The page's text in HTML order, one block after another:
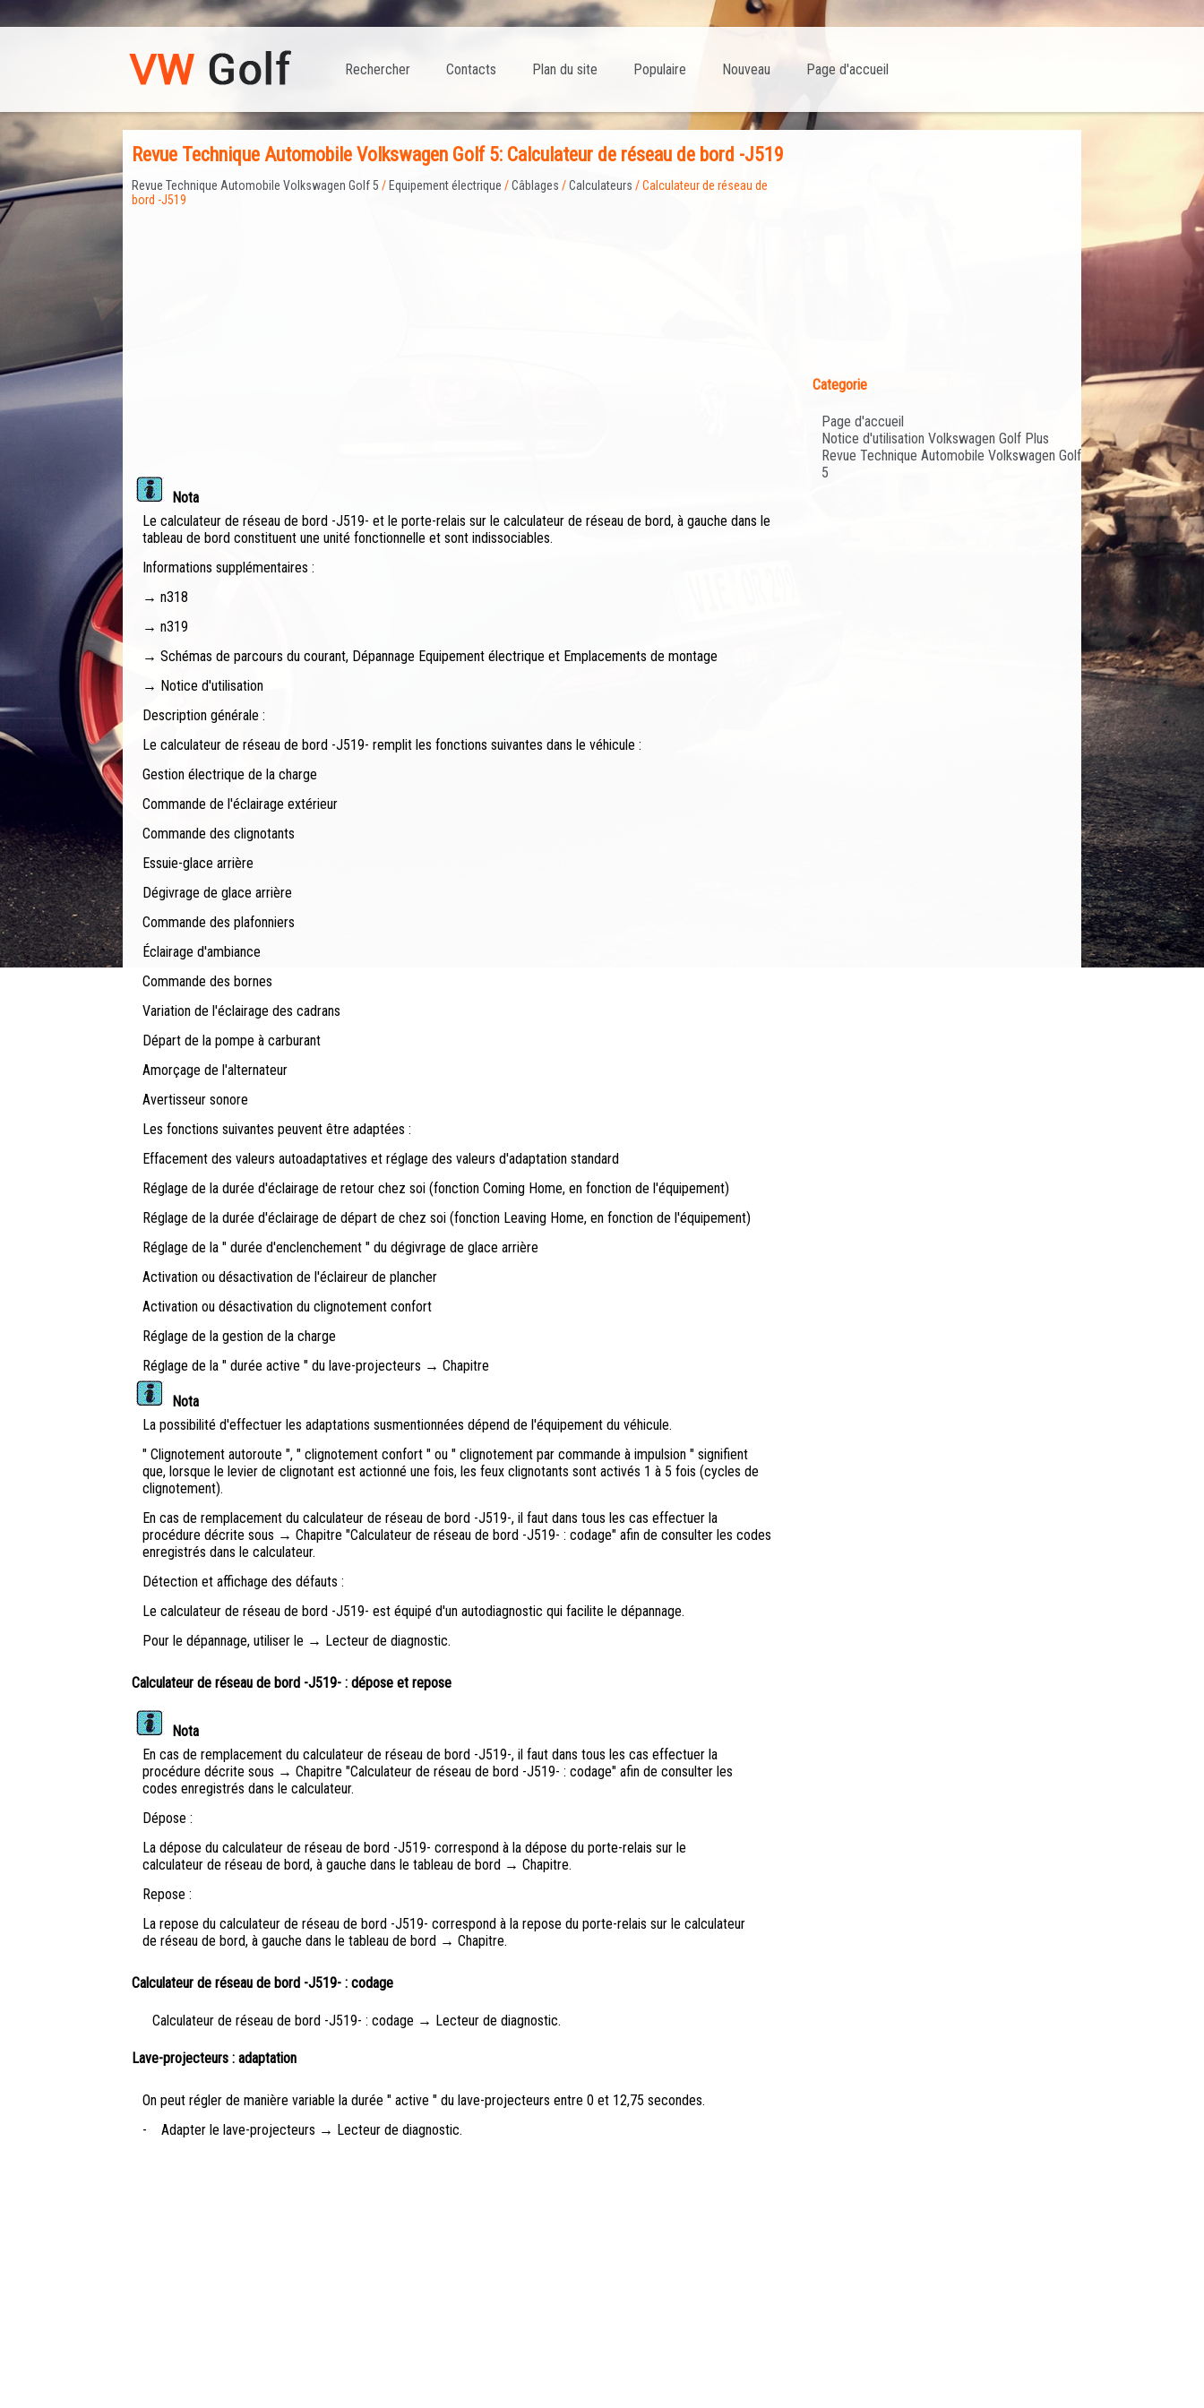
Page d'accueil
Nouveau
Populaire
Plan du site
Contacts
Rechercher
Revue Technique Automobile Volkswagen Golf 5: Calculateur de réseau de bord -J519
Revue Technique Automobile Volkswagen Golf 5 / Equipement électrique /Câblages /Calculateurs / Calculateur de réseau de
bord -J519
Nota
Le calculateur de réseau de bord -J519- et le porte-relais sur le calculateur de réseau de bord, à gauche dans le
tableau de bord constituent une unité fonctionnelle et sont indissociables.
Informations supplémentaires :
→ n318
→ n319
→ Schémas de parcours du courant, Dépannage Equipement électrique et Emplacements de montage
→ Notice d'utilisation
Description générale :
Le calculateur de réseau de bord -J519- remplit les fonctions suivantes dans le véhicule :
Gestion électrique de la charge
Commande de l'éclairage extérieur
Commande des clignotants
Essuie-glace arrière
Dégivrage de glace arrière
Commande des plafonniers
Éclairage d'ambiance
Commande des bornes
Variation de l'éclairage des cadrans
Départ de la pompe à carburant
Amorçage de l'alternateur
Avertisseur sonore
Les fonctions suivantes peuvent être adaptées :
Effacement des valeurs autoadaptatives et réglage des valeurs d'adaptation standard
Réglage de la durée d'éclairage de retour chez soi (fonction Coming Home, en fonction de l'équipement)
Réglage de la durée d'éclairage de départ de chez soi (fonction Leaving Home, en fonction de l'équipement)
Réglage de la " durée d'enclenchement " du dégivrage de glace arrière
Activation ou désactivation de l'éclaireur de plancher
Activation ou désactivation du clignotement confort
Réglage de la gestion de la charge
Réglage de la " durée active " du lave-projecteurs → Chapitre
Nota
La possibilité d'effectuer les adaptations susmentionnées dépend de l'équipement du véhicule.
" Clignotement autoroute ", " clignotement confort " ou " clignotement par commande à impulsion " signifient
que, lorsque le levier de clignotant est actionné une fois, les feux clignotants sont activés 1 à 5 fois (cycles de
clignotement).
En cas de remplacement du calculateur de réseau de bord -J519-, il faut dans tous les cas effectuer la
procédure décrite sous → Chapitre "Calculateur de réseau de bord -J519- : codage" afin de consulter les codes
enregistrés dans le calculateur.
Détection et affichage des défauts :
Le calculateur de réseau de bord -J519- est équipé d'un autodiagnostic qui facilite le dépannage.
Pour le dépannage, utiliser le → Lecteur de diagnostic.
Calculateur de réseau de bord -J519- : dépose et repose
Nota
En cas de remplacement du calculateur de réseau de bord -J519-, il faut dans tous les cas effectuer la
procédure décrite sous → Chapitre "Calculateur de réseau de bord -J519- : codage" afin de consulter les
codes enregistrés dans le calculateur.
Dépose :
La dépose du calculateur de réseau de bord -J519- correspond à la dépose du porte-relais sur le
calculateur de réseau de bord, à gauche dans le tableau de bord → Chapitre.
Repose :
La repose du calculateur de réseau de bord -J519- correspond à la repose du porte-relais sur le calculateur
de réseau de bord, à gauche dans le tableau de bord → Chapitre.
Calculateur de réseau de bord -J519- : codage
Calculateur de réseau de bord -J519- : codage → Lecteur de diagnostic.
Lave-projecteurs : adaptation
On peut régler de manière variable la durée " active " du lave-projecteurs entre 0 et 12,75 secondes.
-
Adapter le lave-projecteurs → Lecteur de diagnostic.
Categorie
Page d'accueil
Notice d'utilisation Volkswagen Golf Plus
Revue Technique Automobile Volkswagen Golf
5